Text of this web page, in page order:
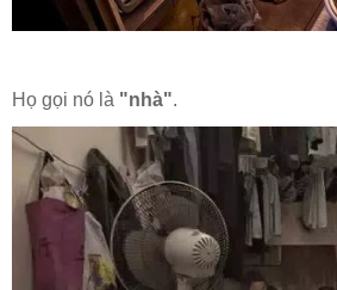
Họ gọi nó là "nhà".